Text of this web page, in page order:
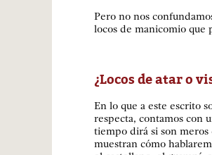
Pero no nos
locos de manicomio que
¿Locos de atar o
En lo que a este escrito
respecta, contamos con
tiempo dirá si son meros
muestran cómo